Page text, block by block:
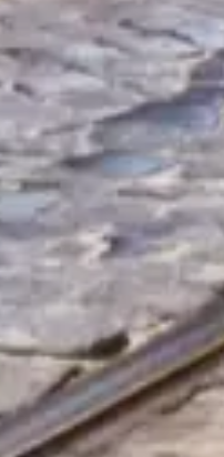
Überspringen Sie die
Entdecken Sie unsere besten
bevorzugtem Zugang und
Tickets buchen